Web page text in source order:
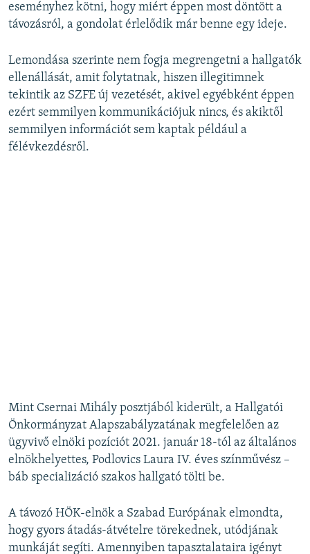
1080p
eseményhez kötni, hogy miért éppen most döntött a
távozásról, a gondolat érlelődik már benne egy ideje.
Lemondása szerinte nem fogja megrengetni a hallgatók
ellenállását, amit folytatnak, hiszen illegitimnek
tekintik az SZFE új vezetését, akivel egyébként éppen
ezért semmilyen kommunikációjuk nincs, és akiktől
semmilyen információt sem kaptak például a
félévkezdésről.
Mint Csernai Mihály posztjából kiderült, a Hallgatói
Önkormányzat Alapszabályzatának megfelelően az
ügyvivő elnöki pozíciót 2021. január 18-tól az általános
elnökhelyettes, Podlovics Laura IV. éves színművész –
báb specializáció szakos hallgató tölti be.
A távozó HÖK-elnök a Szabad Európának elmondta,
hogy gyors átadás-átvételre törekednek, utódjának
munkáját segíti. Amennyiben tapasztalataira igényt